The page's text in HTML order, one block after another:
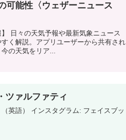
能性〈ウェザーニュース
日々の天気予報や最新気象ニュース
く解説。アプリユーザーから共有され
の天気をリア...
ツァルファティ
英語） インスタグラム: フェイスブッ